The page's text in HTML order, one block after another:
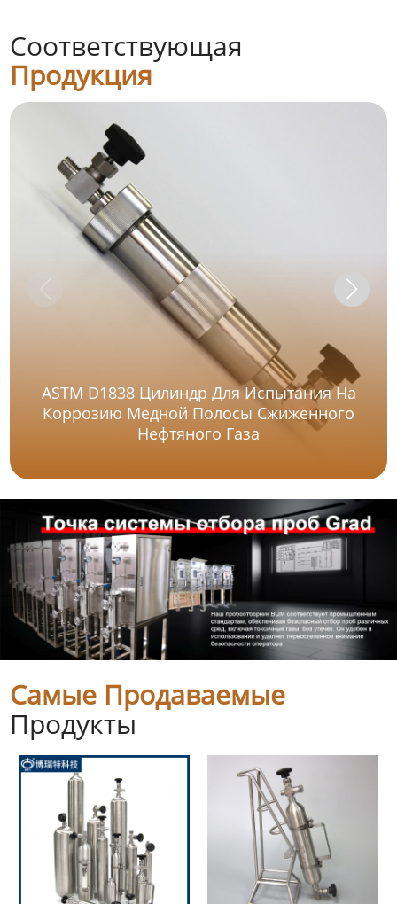
Соответствующая
Продукция
ASTM D1838 Цилиндр Для Испытания На
Коррозию Медной Полосы Сжиженного
Нефтяного Газа
Самые Продаваемые
Продукты